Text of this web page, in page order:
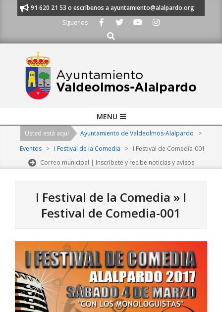
al 91 620 21 53 o escríbenos a ayuntamiento@alalpardo.org
Síguenos
Buscar
Navigation
MENU
Usted está aquí Ayuntamiento de Valdeolmos-Alalpardo
>
Eventos > I Festival de la Comedia > I Festival de Comedia-001
Correo municipal | Inscríbete y recibe noticias y avisos
I Festival de la Comedia » I
Festival de Comedia-001